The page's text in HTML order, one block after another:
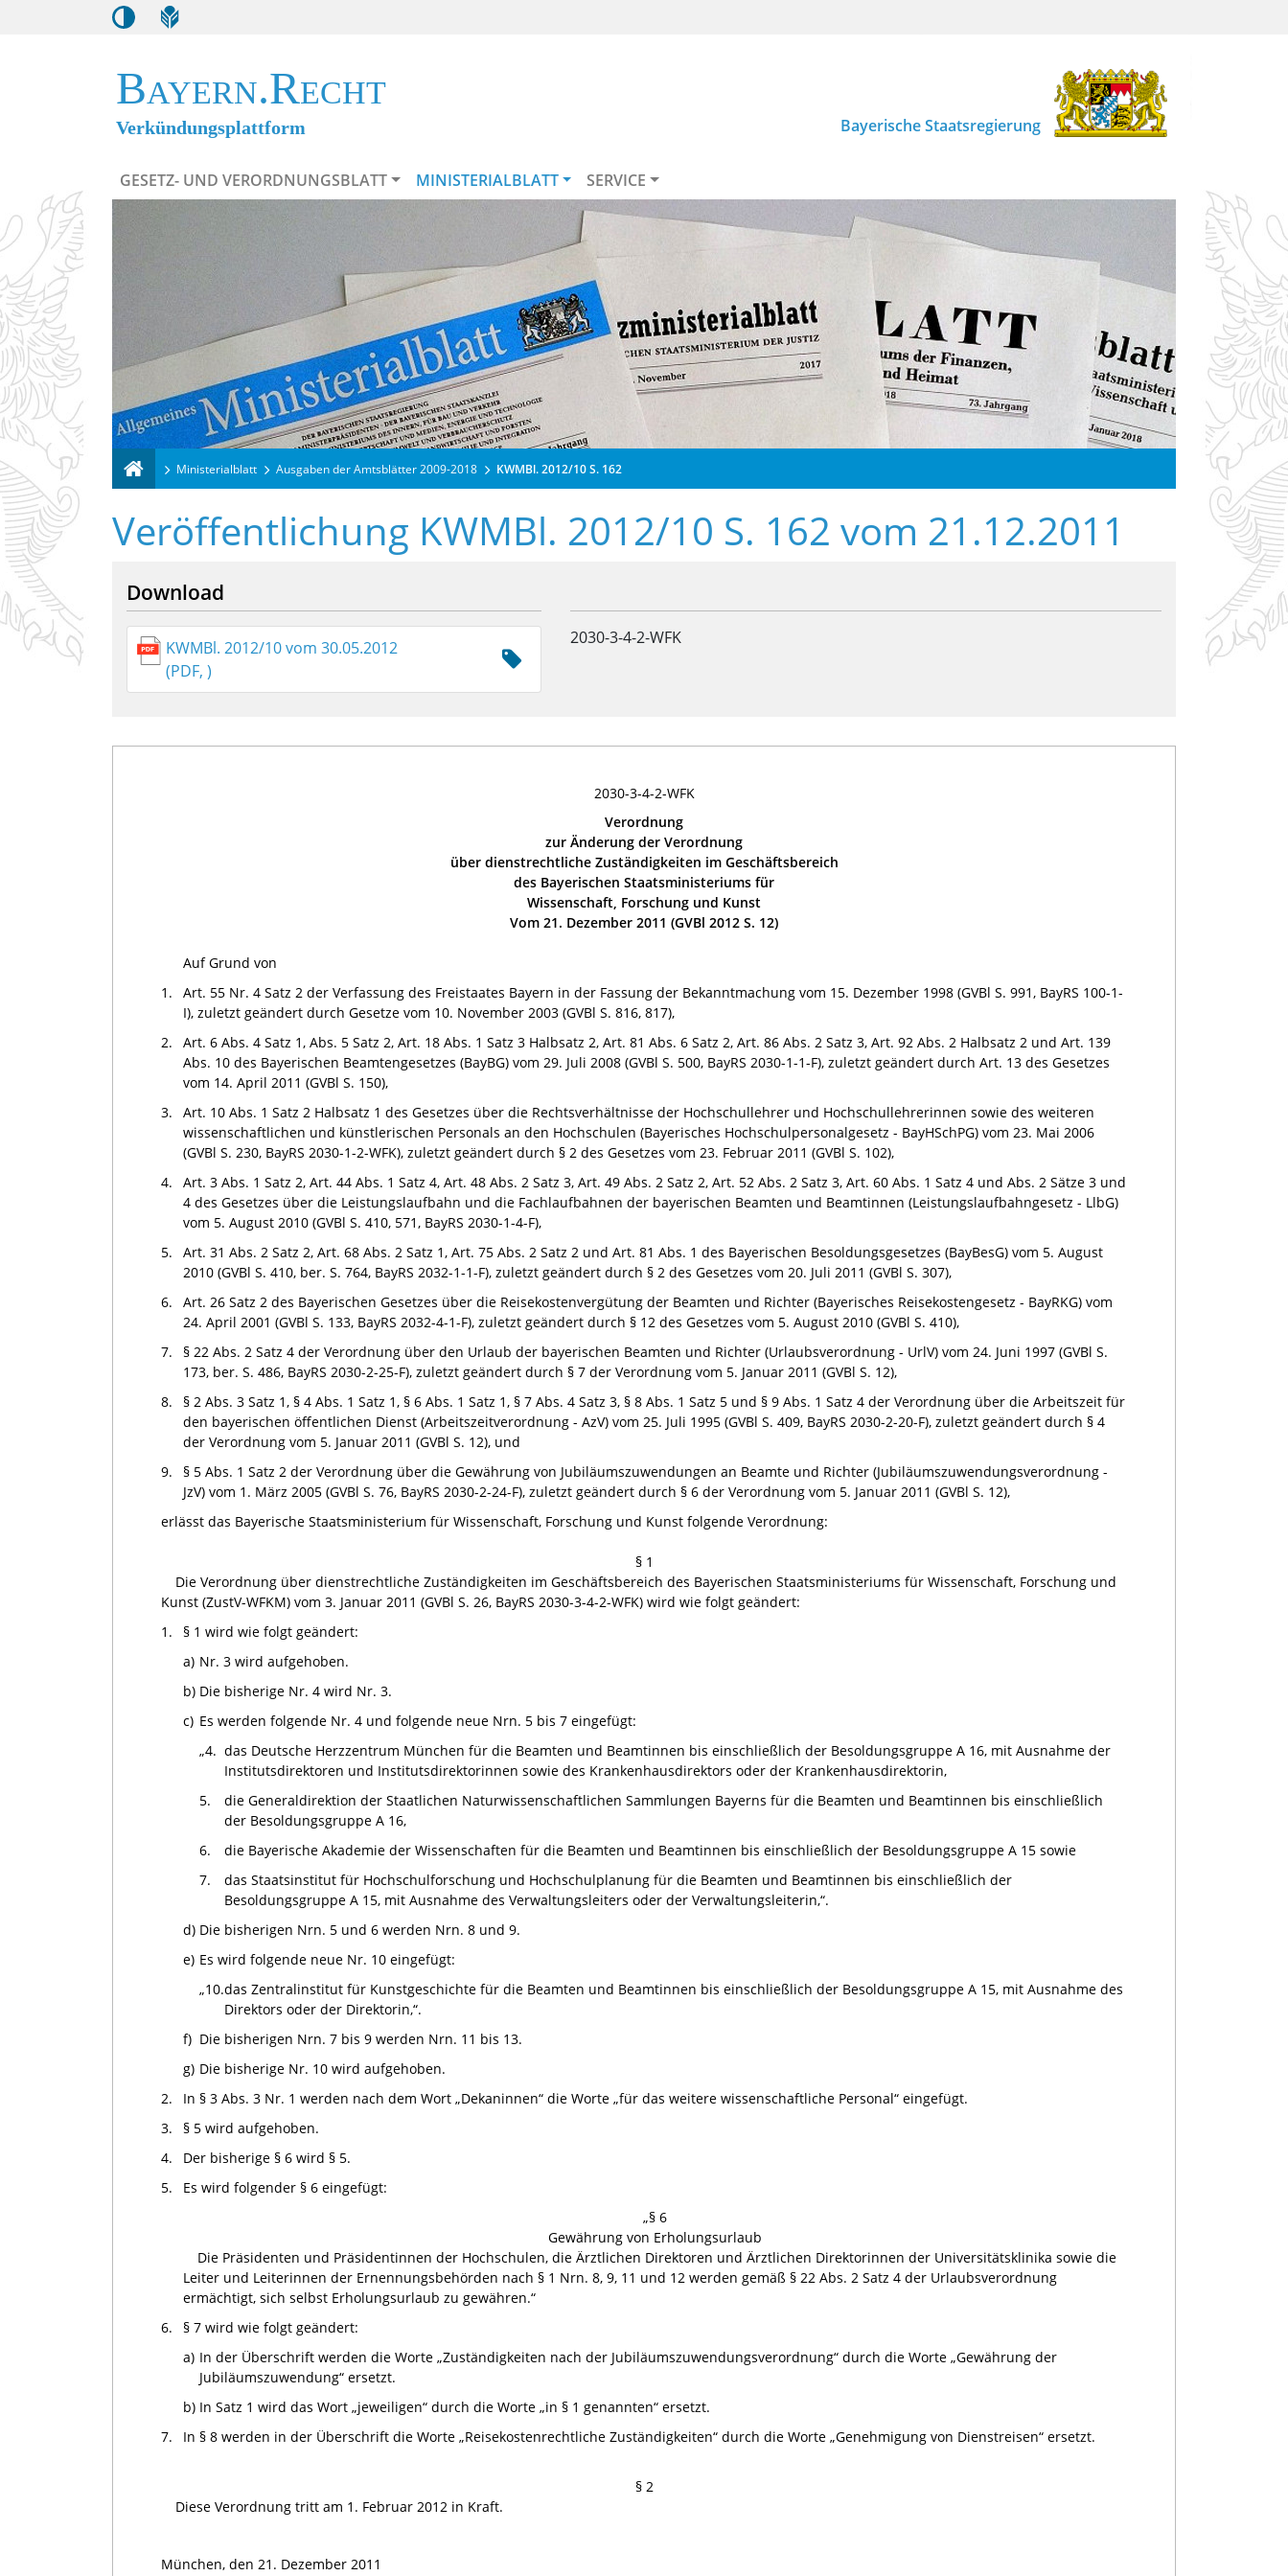
Bayern.Recht
Verkündungsplattform Bayerische Staatsregierung
GESETZ- UND VERORDNUNGSBLATT MINISTERIALBLATT SERVICE
Ministerialblatt Ausgaben der Amtsblätter 2009-2018 KWMBl. 2012/10 S. 162
Veröffentlichung KWMBl. 2012/10 S. 162 vom 21.12.2011
Download
KWMBl. 2012/10 vom 30.05.2012
(PDF, )
2030-3-4-2-WFK
2030-3-4-2-WFK
Verordnung
zur Änderung der Verordnung
über dienstrechtliche Zuständigkeiten im Geschäftsbereich
des Bayerischen Staatsministeriums für
Wissenschaft, Forschung und Kunst
Vom 21. Dezember 2011 (GVBl 2012 S. 12)
Auf Grund von
1.
Art. 55 Nr. 4 Satz 2 der Verfassung des Freistaates Bayern in der Fassung der Bekanntmachung vom 15. Dezember 1998 (GVBl S. 991, BayRS 100-1-
I), zuletzt geändert durch Gesetze vom 10. November 2003 (GVBl S. 816, 817),
2.
Art. 6 Abs. 4 Satz 1, Abs. 5 Satz 2, Art. 18 Abs. 1 Satz 3 Halbsatz 2, Art. 81 Abs. 6 Satz 2, Art. 86 Abs. 2 Satz 3, Art. 92 Abs. 2 Halbsatz 2 und Art. 139
Abs. 10 des Bayerischen Beamtengesetzes (BayBG) vom29. Juli 2008 (GVBl S. 500, BayRS2030-1-1-F), zuletzt geändert durch Art. 13 des Gesetzes
vom 14. April 2011 (GVBl S. 150),
3.
Art. 10 Abs. 1 Satz 2 Halbsatz 1 des Gesetzes über die Rechtsverhältnisse der Hochschullehrer und Hochschullehrerinnen sowie des weiteren
wissenschaftlichen und künstlerischen Personals an den Hochschulen (Bayerisches Hochschulpersonalgesetz - BayHSchPG) vom 23. Mai 2006
(GVBl S. 230, BayRS 2030-1-2-WFK), zuletzt geändert durch § 2 des Gesetzes vom 23. Februar 2011 (GVBl S. 102),
4.
Art. 3 Abs. 1 Satz 2, Art. 44 Abs. 1 Satz 4, Art. 48 Abs. 2 Satz 3, Art. 49 Abs. 2 Satz 2, Art. 52 Abs. 2 Satz 3, Art. 60 Abs. 1 Satz 4 und Abs. 2 Sätze 3 und
4 des Gesetzes über die Leistungslaufbahn und die Fachlaufbahnen der bayerischen Beamten und Beamtinnen (Leistungslaufbahngesetz - LlbG)
vom 5. August 2010 (GVBl S. 410, 571, BayRS 2030-1-4-F),
5.
Art. 31 Abs. 2 Satz 2, Art. 68 Abs. 2 Satz 1, Art. 75 Abs. 2 Satz 2 und Art. 81 Abs. 1 des Bayerischen Besoldungsgesetzes (BayBesG) vom 5. August
2010 (GVBl S. 410, ber. S. 764, BayRS 2032-1-1-F), zuletzt geändert durch § 2 des Gesetzes vom 20. Juli 2011 (GVBl S. 307),
6.
Art. 26 Satz 2 des Bayerischen Gesetzes über die Reisekostenvergütung der Beamten und Richter (Bayerisches Reisekostengesetz - BayRKG) vom
24. April 2001 (GVBl S. 133, BayRS 2032-4-1-F), zuletzt geändert durch § 12 des Gesetzes vom 5. August 2010 (GVBl S. 410),
7.
§ 22 Abs. 2 Satz 4 der Verordnung über den Urlaub der bayerischen Beamten und Richter (Urlaubsverordnung - UrlV) vom 24. Juni 1997 (GVBl S.
173, ber. S. 486, BayRS 2030-2-25-F), zuletzt geändert durch § 7 der Verordnung vom 5. Januar 2011 (GVBl S. 12),
8.
§ 2 Abs. 3 Satz 1, § 4 Abs. 1 Satz 1, § 6 Abs. 1 Satz 1, § 7 Abs. 4 Satz 3, § 8 Abs. 1 Satz 5 und § 9 Abs. 1 Satz 4 der Verordnung über die Arbeitszeit für
den bayerischen öffentlichen Dienst (Arbeitszeitverordnung - AzV) vom 25. Juli 1995 (GVBl S. 409, BayRS 2030-2-20-F), zuletzt geändert durch § 4
der Verordnung vom 5. Januar 2011 (GVBl S. 12), und
9.
§ 5 Abs. 1 Satz 2 der Verordnung über die Gewährung von Jubiläumszuwendungen an Beamte und Richter (Jubiläumszuwendungsverordnung -
JzV) vom 1. März 2005 (GVBl S. 76, BayRS 2030-2-24-F), zuletzt geändert durch § 6 der Verordnung vom 5. Januar 2011 (GVBl S. 12),
erlässt das Bayerische Staatsministerium für Wissenschaft, Forschung und Kunst folgende Verordnung:
§ 1
Die Verordnung über dienstrechtliche Zuständigkeiten im Geschäftsbereich des Bayerischen Staatsministeriums für Wissenschaft, Forschung und
Kunst (ZustV-WFKM) vom 3. Januar 2011 (GVBl S. 26, BayRS 2030-3-4-2-WFK) wird wie folgt geändert:
1.
§ 1 wird wie folgt geändert:
a) Nr. 3 wird aufgehoben.
b) Die bisherige Nr. 4 wird Nr. 3.
c) Es werden folgende Nr. 4 und folgende neue Nrn. 5 bis 7 eingefügt:
„4. das Deutsche Herzzentrum München für die Beamten und Beamtinnen bis einschließlich der Besoldungsgruppe A 16, mit Ausnahme der
Institutsdirektoren und Institutsdirektorinnen sowie des Krankenhausdirektors oder der Krankenhausdirektorin,
5.
die Generaldirektion der Staatlichen Naturwissenschaftlichen Sammlungen Bayerns für die Beamten und Beamtinnen bis einschließlich
der Besoldungsgruppe A 16,
6.
die Bayerische Akademie der Wissenschaften für die Beamten und Beamtinnen bis einschließlich der Besoldungsgruppe A 15 sowie
7.
das Staatsinstitut für Hochschulforschung und Hochschulplanung für die Beamten und Beamtinnen bis einschließlich der
Besoldungsgruppe A 15, mit Ausnahme des Verwaltungsleiters oder der Verwaltungsleiterin,“.
d) Die bisherigen Nrn. 5 und 6 werden Nrn. 8 und 9.
e) Es wird folgende neue Nr. 10 eingefügt:
„10.das Zentralinstitut für Kunstgeschichte für die Beamten und Beamtinnen bis einschließlich der Besoldungsgruppe A 15, mit Ausnahme des
Direktors oder der Direktorin,“.
f) Die bisherigen Nrn. 7 bis 9 werden Nrn. 11 bis 13.
g) Die bisherige Nr. 10 wird aufgehoben.
2.
In § 3 Abs. 3 Nr. 1 werden nach dem Wort „Dekaninnen“ die Worte „für das weitere wissenschaftliche Personal“ eingefügt.
3.
§ 5 wird aufgehoben.
4.
Der bisherige § 6 wird § 5.
5.
Es wird folgender § 6 eingefügt:
„§ 6
Gewährung von Erholungsurlaub
Die Präsidenten und Präsidentinnen der Hochschulen, die Ärztlichen Direktoren und Ärztlichen Direktorinnen der Universitätsklinika sowie die
Leiter und Leiterinnen der Ernennungsbehörden nach § 1 Nrn. 8, 9, 11 und 12 werden gemäß § 22 Abs. 2 Satz 4 der Urlaubsverordnung
ermächtigt, sich selbst Erholungsurlaub zu gewähren.“
6.
§ 7 wird wie folgt geändert:
a) In der Überschrift werden die Worte „Zuständigkeiten nach der Jubiläumszuwendungsverordnung“ durch die Worte „Gewährung der
Jubiläumszuwendung“ ersetzt.
b) In Satz 1 wird das Wort „jeweiligen“ durch die Worte „in § 1 genannten“ ersetzt.
7.
In § 8 werden in der Überschrift die Worte „Reisekostenrechtliche Zuständigkeiten“ durch die Worte „Genehmigung von Dienstreisen“ ersetzt.
§ 2
Diese Verordnung tritt am 1. Februar 2012 in Kraft.
München, den 21. Dezember 2011